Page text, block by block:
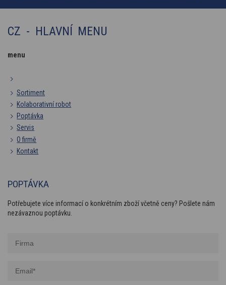
CZ - HLAVNÍ MENU
menu
Sortiment
Kolaborativní robot
Poptávka
Servis
O firmě
Kontakt
POPTÁVKA
Potřebujete více informací o konkrétním zboží včetně ceny? Pošlete nám
nezávaznou poptávku.